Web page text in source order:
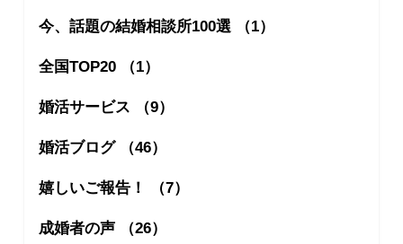
今、話題の結婚相談所100選 （1）
全国TOP20 （1）
婚活サービス （9）
婚活ブログ （46）
嬉しいご報告！ （7）
成婚者の声 （26）